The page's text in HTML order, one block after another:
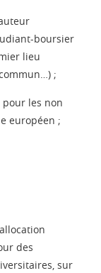
boursier
lieu
;
pour les non
européen ;
des
sur